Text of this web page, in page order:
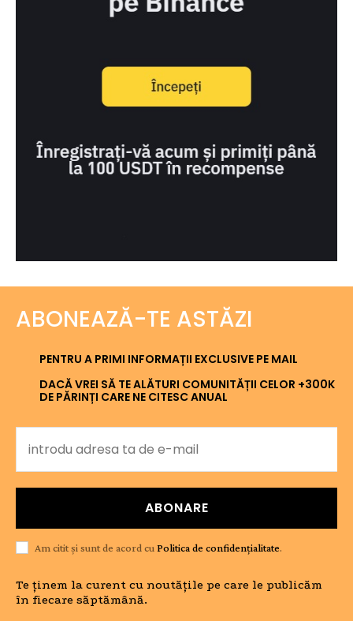
ABONEAZĂ-TE ASTĂZI
PENTRU A PRIMI INFORMAȚII EXCLUSIVE PE MAIL
DACĂ VREI SĂ TE ALĂTURI COMUNITĂȚII CELOR +300K
DE PĂRINȚI CARE NE CITESC ANUAL
ABONARE
Am citit și sunt de acord cu Politica de confidențialitate.
Te ținem la curent cu noutățile pe care le publicăm
în fiecare săptămână.